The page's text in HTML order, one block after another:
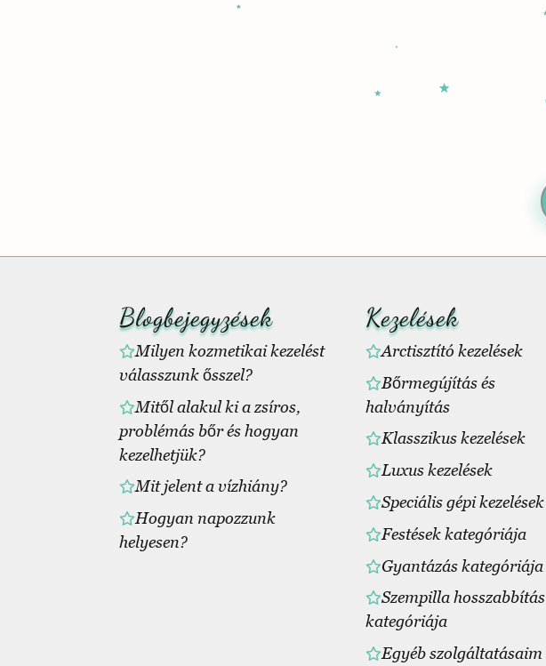
Blogbejegyzések
Milyen kozmetikai kezelést
válasszunk ősszel?
Mitől alakul ki a zsíros,
problémás bőr és hogyan
kezelhetjük?
Mit jelent a vízhiány?
Hogyan napozzunk
helyesen?
Kezelések
Arctisztító kezelések
Bőrmegújítás és
halványítás
Klasszikus kezelések
Luxus kezelések
Speciális gépi kezelések
Festések kategóriája
Gyantázás kategóriája
Szempilla hosszabbítás
kategóriája
Egyéb szolgáltatásaim